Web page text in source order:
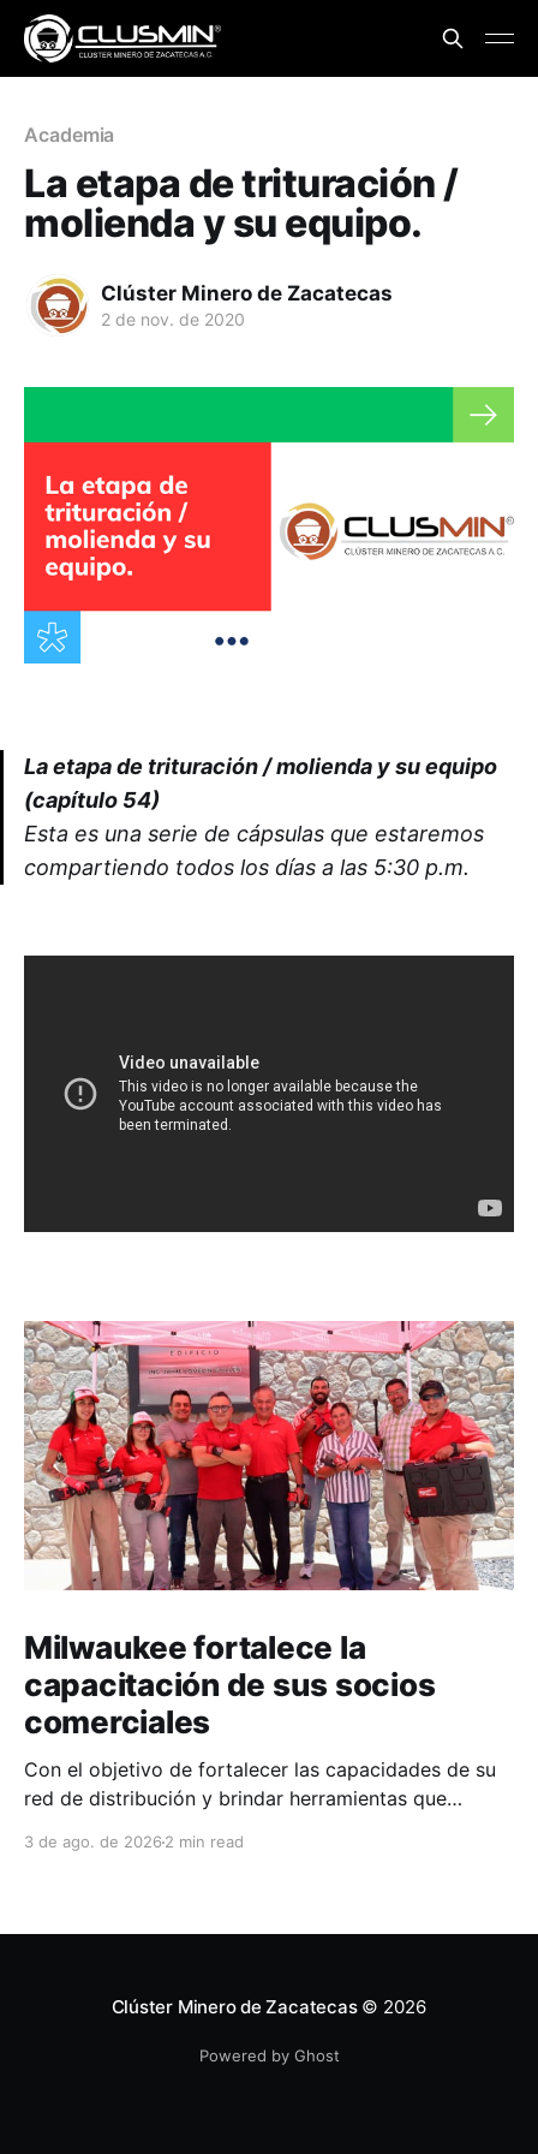
Academia
La etapa de trituración /
molienda y su equipo.
Clúster Minero de Zacatecas
2 de nov. de 2020
La etapa de trituración / molienda y su equipo
(capítulo 54)
Esta es una serie de cápsulas que estaremos
compartiendo todos los días a las 5:30 p.m.
Milwaukee fortalece la
capacitación de sus socios
comerciales
Con el objetivo de fortalecer las capacidades de su
red de distribución y brindar herramientas que
técnico, Milwaukee llevó a cabo una capacitación
3 de ago. de 2026 2 min read
Clúster Minero de Zacatecas© 2026
Powered by Ghost